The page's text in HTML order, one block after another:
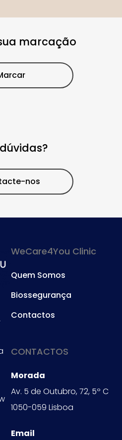
marcação
nos
WeCare4You Clinic
Quem Somos
Biossegurança
Contactos
CONTACTOS
Morada
Av. 5 de Outubro, 72, 5º C
1050-059 Lisboa
Email